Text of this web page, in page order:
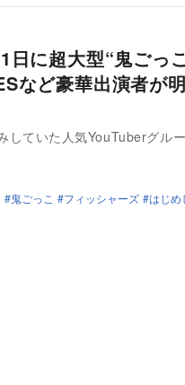
日に超大型“鬼ごっ
ど豪華出演者が
ていた人気YouTuberグル
鬼ごっこ フィッシャーズ はじめ